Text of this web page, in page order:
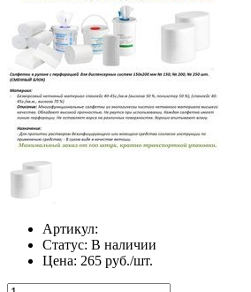
Артикул:
Статус: В наличии
Цена: 265 руб./шт.